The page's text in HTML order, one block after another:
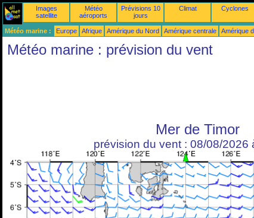
Images
satellite
Météo
aéroports
Prévisions 10
jours
Climat Cyclones
Météo marine : Europe Afrique Amérique du Nord Amérique centrale Amérique
Météo marine : prévision du vent
Mer de Timor
prévision du vent : 08/08/2026